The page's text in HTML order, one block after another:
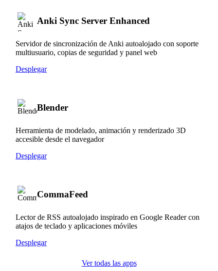
Anki Sync Server Enhanced
Servidor de sincronización de Anki autoalojado con soporte
multiusuario, copias de seguridad y panel web
Desplegar
Blender
Herramienta de modelado, animación y renderizado 3D
accesible desde el navegador
Desplegar
CommaFeed
Lector de RSS autoalojado inspirado en Google Reader con
atajos de teclado y aplicaciones móviles
Desplegar
Ver todas las apps